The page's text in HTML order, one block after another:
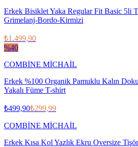
Erkek Bisiklet Yaka Regular Fit Basic 5li
Grimelanj-Bordo-Kirmizi
₺1.499,90
%40
COMBİNE MİCHAİL
Erkek %100 Organik Pamuklu Kalın
Yakalı Füme T-shirt
₺499,90₺299,99
COMBİNE MİCHAİL
Erkek Kısa Kol Yazlık Ekru Oversize